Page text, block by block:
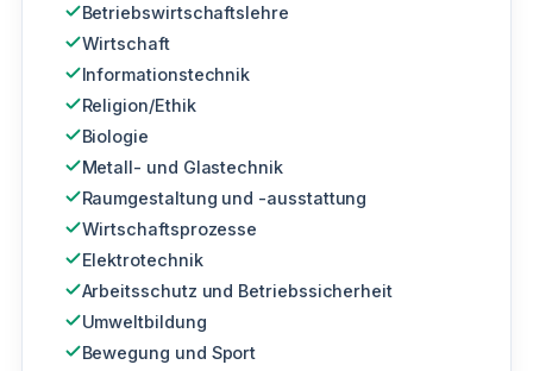
Betriebswirtschaftslehre
Wirtschaft
Informationstechnik
Religion/Ethik
Biologie
Metall- und Glastechnik
Raumgestaltung und -ausstattung
Wirtschaftsprozesse
Elektrotechnik
Arbeitsschutz und Betriebssicherheit
Umweltbildung
Bewegung und Sport